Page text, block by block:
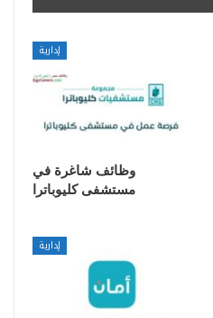
إدارية
وظائف شاغرة في
مستشفى كليوباترا
إدارية